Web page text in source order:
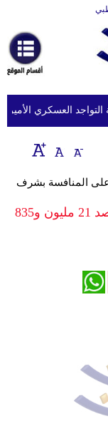
أخبارعاجلة
رياضة
ثقافة
إقتصاد
وموسيقى
العسكري الأميركي
المنافسة بشرف
السيسي رئيسًا لمصر لولاية ثانية ويحصد 21 مليون و835